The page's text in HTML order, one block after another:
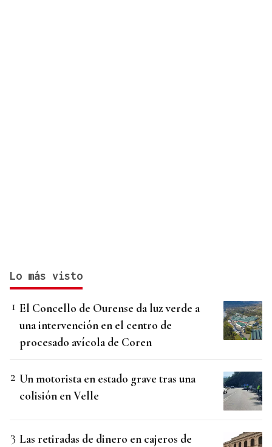
Lo más visto
El Concello de Ourense da luz verde a
una intervención en el centro de
procesado avícola de Coren
Un motorista en estado grave tras una
colisión en Velle
Las retiradas de dinero en cajeros de